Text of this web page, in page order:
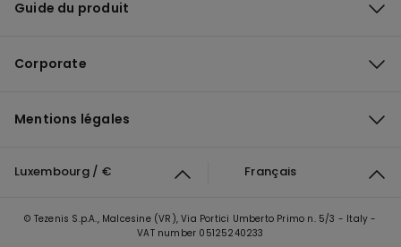
Guide du produit
Corporate
Mentions légales
Luxembourg / € Français
© Tezenis S.p.A., Malcesine (VR), Via Portici Umberto Primo n. 5/3 - Italy -
VAT number 05125240233